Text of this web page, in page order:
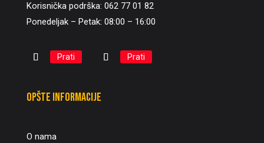
Korisnička podrška: 062 77 01 82
Ponedeljak – Petak: 08:00 – 16:00
Prati Prati
Opšte informacije
O nama